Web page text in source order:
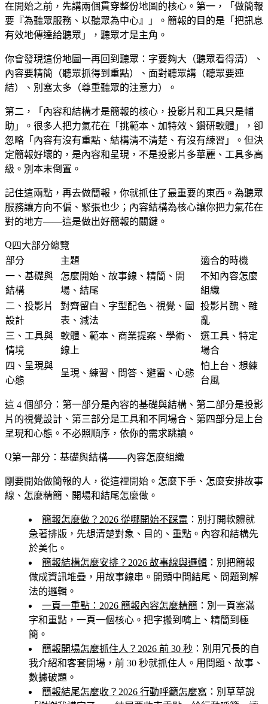
在開始之前，先講兩個貫穿整份地圖的核心。第一，「做簡報
要『為聽眾服務、以聽眾為中心』」。簡報的目的是「把訊息
有效地傳達給聽眾」，聽眾才是主角。
你會發現這份地圖一再回到聽眾：字要夠大（聽眾看得清）、
內容要精簡（聽眾抓得到重點）、面對聽眾講（聽眾要連
結）、別塞太多（尊重聽眾的注意力）。
第二，「內容和結構才是簡報的核心，投影片和工具只是輔
助」。很多人把力氣花在「挑範本、加特效、鑽研軟體」，卻
忽略「內容有沒有重點、結構清不清楚、有沒有練習」。但決
定簡報好壞的，是內容和呈現，不是投影片多華麗、工具多高
級。別本末倒置。
記住這兩點，再去做簡報，你就抓住了最重要的東西。為聽眾
服務讓方向不偏、緊張也少；內容結構為核心讓你把力氣花在
對的地方——這是做出好簡報的關鍵。
四大部分總覽
部分
主題
適合的時機
一、基礎與
結構
怎麼開始、故事線、精簡、開
場、結尾
不知內容怎麼
組織
二、投影片
設計
對齊留白、字型配色、視覺、圖
表、減法
投影片醜、雜
亂
三、工具與
情境
軟體、範本、商業提案、學術、
線上
選工具、特定
場合
四、呈現與
心態
呈現、練習、問答、避雷、心態
怕上台、想練
台風
這 4 個部分：第一部分是內容的基礎與結構、第二部分是投影
片的視覺設計、第三部分是工具和不同場合、第四部分是上台
呈現和心態。不必照順序，依你的需求跳讀。
第一部分：基礎與結構——內容怎麼組織
剛要開始做簡報的人，從這裡開始。怎麼下手、怎麼安排故事
線、怎麼精簡、開場和結尾怎麼做。
簡報怎麼做？2026 從哪開始不踩雷 ：別打開軟體就
急著排版，先想清楚對象、目的、重點。內容和結構先
於美化。
簡報結構怎麼安排？2026 故事線與邏輯 ：別把簡報
做成資訊堆疊，用故事線串。開頭中間結尾、問題到解
法的邏輯。
一頁一重點：2026 簡報內容怎麼精簡 ：別一頁塞滿
字和重點，一頁一個核心。把字搬到嘴上、精簡到極
簡。
簡報開場怎麼抓住人？2026 前 30 秒 ：別用冗長的自
我介紹和客套開場，前 30 秒就抓住人。用問題、故事、
數據破題。
簡報結尾怎麼收？2026 行動呼籲怎麼寫 ：別草草說